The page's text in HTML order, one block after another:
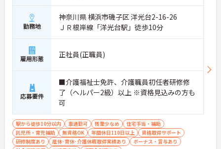
勤務地
神奈川県 横浜市磯子区 洋光台2-16-26
ＪＲ根岸線「洋光台駅」徒歩10分
雇用形態 正社員(正職員)
応募要件
■介護福祉士免許、介護職員初任者研修修
了（ヘルパー2級）以上 ※資格見込みの方も
可
駅から徒歩10分以内 車通勤可 残業少なめ
住宅手当・補助
託児所・育児補助
無資格OK 年間休日110日以上
資格取得サポート
研修制度あり
産休･育休･介護休暇取得実績あり
ボーナス・賞与あり